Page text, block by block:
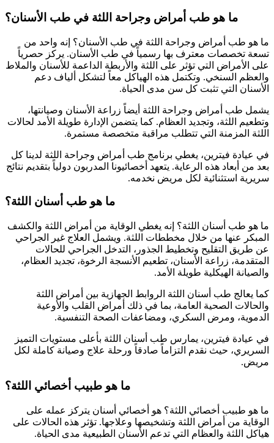
ما هو طب أمراض وجراحة اللثة في طب الأسنان؟
ما هو طب أمراض وجراحة اللثة في طب الأسنان؟ إنه واحد من
تسعة تخصصات معترف بها رسمياً في طب الأسنان. يركز حصرياً
على الأمراض التي تؤثر على اللثة والأربطة الداعمة للأسنان والملاط
والعظم السنخي. وتكتمل هذه الهياكل معاً لتشكل ألياف دعم
الأسنان التي تثبت كل سن مدى الحياة.
يشمل طب أمراض وجراحة اللثة أيضاً زراعة الأسنان وصيانتها،
وتطعيم اللثة، وتجديد العظام. كما يتضمن الإدارة طويلة الأمد لحالات
اللثة المزمنة التي تتطلب مراقبة متخصصة مستمرة.
في عيادة فيترين، يغطي برنامج طب أمراض وجراحة اللثة لدينا كل
بعد من أبعاد هذه الرعاية. يتعهد أخصائيونا المدربون دولياً بتقديم نتائج
سريرية استثنائية لكل مريض نخدمه.
ما هو طب أسنان اللثة؟
ما هو طب أسنان اللثة؟ إنه يغطي الوقاية من أمراض اللثة والكشف
المبكر عنها من خلال مخططات اللثة. ويشمل العلاج غير الجراحي
عن طريق التقليح وتخطيط الجذور، التدخل الجراحي للحالات
المتقدمة، زراعة الأسنان، تطعيم الأنسجة الرخوة، تجديد العظام،
والصيانة الهيكلية طويلة الأمد.
كما يعالج طب أسنان اللثة الروابط الجهازية بين أمراض اللثة
والحالات الصحية العامة، بما في ذلك أمراض القلب والأوعية
الدموية، ومرض السكري، ومضاعفات الصحة التنفسية.
في عيادة فيترين، يمارس طب أسنان اللثة بأعلى مستويات التميز
السريري، حيث نقدم التزاماً صادقاً ورحلة علاج وصيانة كاملة لكل
مريض.
ما هو طبيب أخصائي اللثة؟
ما هو طبيب أخصائي اللثة؟ هو أخصائي أسنان يتركز عمله على
الوقاية من أمراض اللثة وتشخيصها وعلاجها. تؤثر هذه الحالات على
هياكل اللثة والعظام التي تدعم الأسنان الطبيعية مدى الحياة.